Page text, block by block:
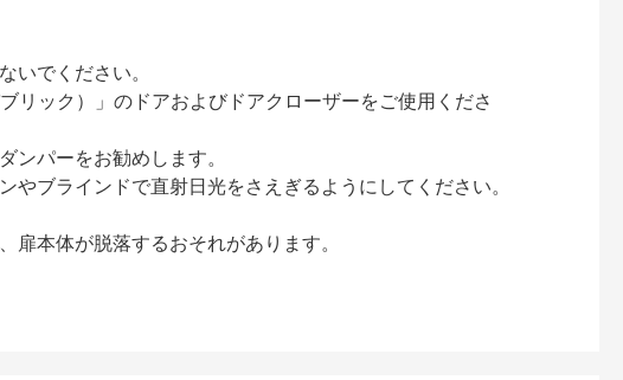
でください。
ック）」のドアおよびドアクローザーをご使用くださ
パーをお勧めします。
ブラインドで直射日光をさえぎるようにしてください。
本体が脱落するおそれがあります。